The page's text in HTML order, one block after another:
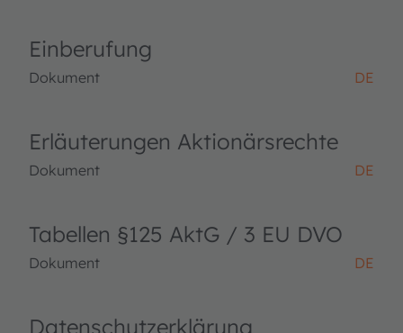
Einberufung
Dokument DE
Erläuterungen Aktionärsrechte
Dokument DE
Tabellen §125 AktG / 3 EU DVO
Dokument DE
Datenschutzerklärung